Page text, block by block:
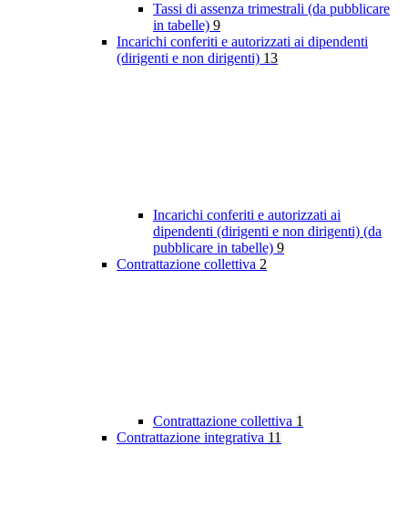
Tassi di assenza trimestrali (da pubblicare
in tabelle) 9
Incarichi conferiti e autorizzati ai dipendenti
(dirigenti e non dirigenti) 13
Incarichi conferiti e autorizzati ai
dipendenti (dirigenti e non dirigenti) (da
pubblicare in tabelle) 9
Contrattazione collettiva 2
Contrattazione collettiva 1
Contrattazione integrativa 11